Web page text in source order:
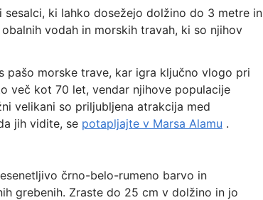
ki lahko dosežejo dolžino do 3 metre in
vodah in morskih travah, ki so njihov
pašo morske trave, kar igra ključno vlogo pri
več kot 70 let, vendar njihove populacije
velikani so priljubljena atrakcija med
jih vidite, se potapljajte v Marsa Alamu .
črno-belo-rumeno barvo in
grebenih. Zraste do 25 cm v dolžino in jo